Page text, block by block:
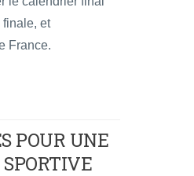
et
France.
POUR UNE